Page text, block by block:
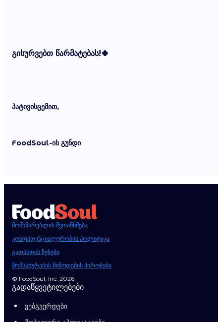
გისურვებთ წარმატებას!🍀
პატივისცემით,
FoodSoul-ის გუნდი
მომხმარებლის შეთანხმება
კონფიდენციალურობის პოლიტიკა
გადახდის წესები
მომსახურების მიწოდების პირობები
© FoodSoul, Inc. 2026.
გადაწყვეტილებები
ვებგვერდები